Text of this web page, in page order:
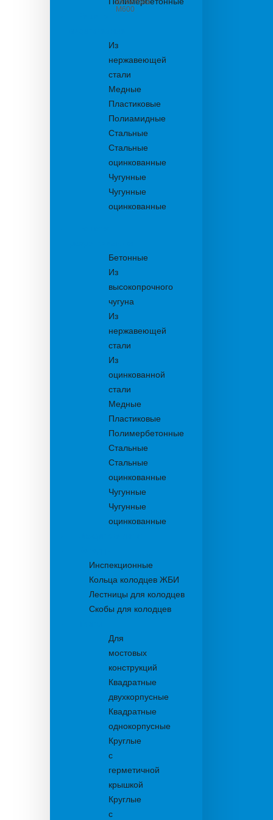
из бетона
М600
Из
нержавеющей
стали
Медные
Пластиковые
Полиамидные
Стальные
Стальные
оцинкованные
Чугунные
Чугунные
оцинкованные
Бетонные
Из
высокопрочного
чугуна
Из
нержавеющей
стали
Из
оцинкованной
стали
Медные
Пластиковые
Полимербетонные
Стальные
Стальные
оцинкованные
Чугунные
Чугунные
оцинкованные
Инспекционные
Кольца колодцев ЖБИ
Лестницы для колодцев
Скобы для колодцев
Для
мостовых
конструкций
Квадратные
двухкорпусные
Квадратные
однокорпусные
Круглые
с
герметичной
крышкой
Круглые
с